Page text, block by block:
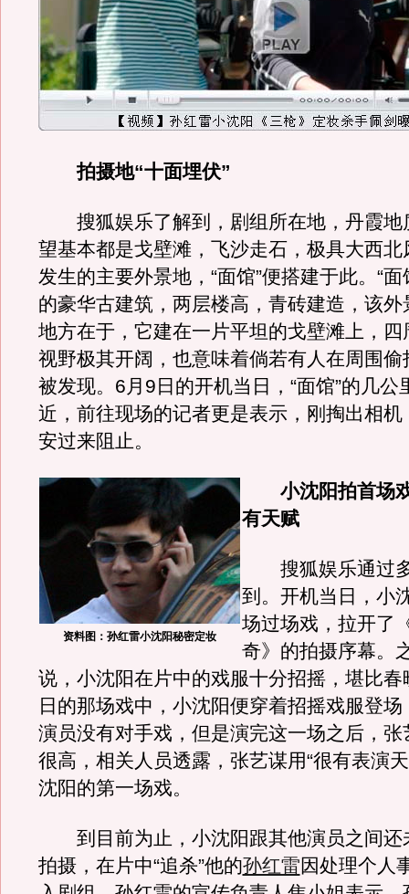
拍摄地“十面埋伏”
搜狐娱乐了解到，剧组所在地，丹霞地
望基本都是戈壁滩，飞沙走石，极具大西北
发生的主要外景地，“面馆”便搭建于此。“面
的豪华古建筑，两层楼高，青砖建造，该外
地方在于，它建在一片平坦的戈壁滩上，四
视野极其开阔，也意味着倘若有人在周围偷
被发现。6月9日的开机当日，“面馆”的几公
近，前往现场的记者更是表示，刚掏出相机
安过来阻止。
资料图：孙红雷小沈阳秘密定妆
小沈阳拍首场
有天赋
搜狐娱乐通过
到。开机当日，小
场过场戏，拉开了
奇》的拍摄序幕。
说，小沈阳在片中的戏服十分招摇，堪比春
日的那场戏中，小沈阳便穿着招摇戏服登
演员没有对手戏，但是演完这一场之后，张
很高，相关人员透露，张艺谋用“很有表演
沈阳的第一场戏。
到目前为止，小沈阳跟其他演员之间还
拍摄，在片中“追杀”他的孙红雷因处理个人